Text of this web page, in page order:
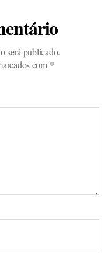
será publicado.
com *